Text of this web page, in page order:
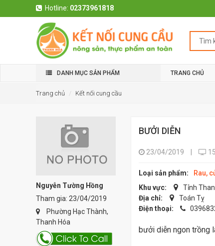
Hotline: 02373961818
DANH MỤC SẢN PHẨM TRANG CHỦ
Trang chủ Kết nối cung cầu
Nguyễn Tường Hồng
Tham gia: 23/04/2019
Phường Hạc Thành,
Thanh Hóa
BƯỞI DIỄN
23/04/2019
Loại sản phẩm:
Rau,
Khu vực:
Tỉnh
Địa chỉ:
Toán Tỵ
Điện thoại:
bưởi diễn ngon trồng